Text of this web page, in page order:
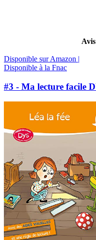
Avis
Disponible sur Amazon |
Disponible à la Fnac
#3 - Ma lecture facile